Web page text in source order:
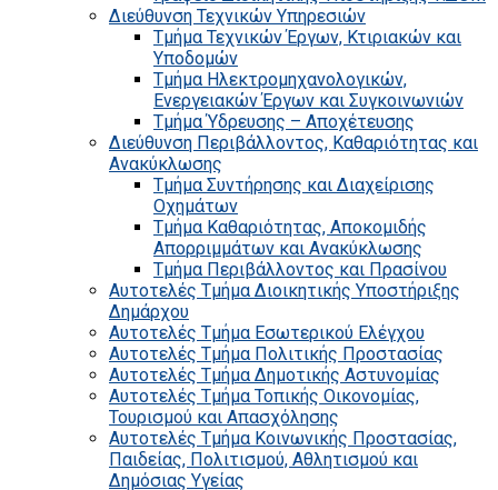
Διεύθυνση Τεχνικών Υπηρεσιών
Τμήμα Τεχνικών Έργων, Κτιριακών και
Υποδομών
Τμήμα Ηλεκτρομηχανολογικών,
Ενεργειακών Έργων και Συγκοινωνιών
Τμήμα Ύδρευσης – Αποχέτευσης
Διεύθυνση Περιβάλλοντος, Καθαριότητας και
Ανακύκλωσης
Τμήμα Συντήρησης και Διαχείρισης
Οχημάτων
Τμήμα Καθαριότητας, Αποκομιδής
Απορριμμάτων και Ανακύκλωσης
Τμήμα Περιβάλλοντος και Πρασίνου
Αυτοτελές Τμήμα Διοικητικής Υποστήριξης
Δημάρχου
Αυτοτελές Τμήμα Εσωτερικού Ελέγχου
Αυτοτελές Τμήμα Πολιτικής Προστασίας
Αυτοτελές Τμήμα Δημοτικής Αστυνομίας
Αυτοτελές Τμήμα Τοπικής Οικονομίας,
Τουρισμού και Απασχόλησης
Αυτοτελές Τμήμα Κοινωνικής Προστασίας,
Παιδείας, Πολιτισμού, Αθλητισμού και
Δημόσιας Υγείας